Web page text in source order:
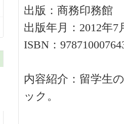
出版：商務印務館
出版年月：2012年7
ISBN：
内容紹介：留学生
ック。